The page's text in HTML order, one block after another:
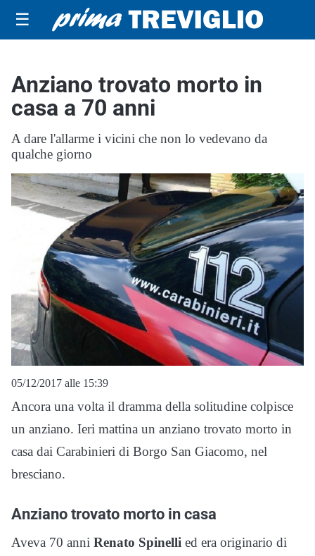
☰
Anziano trovato morto in
casa a 70 anni
A dare l'allarme i vicini che non lo vedevano da
qualche giorno
05/12/2017 alle 15:39
Ancora una volta il dramma della solitudine colpisce
un anziano. Ieri mattina un anziano trovato morto in
casa dai Carabinieri di Borgo San Giacomo, nel
bresciano.
Anziano trovato morto in casa
Aveva 70 anni Renato Spinelli ed era originario di